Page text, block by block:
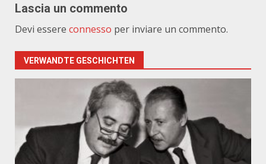
Lascia un commento
Devi essere connesso per inviare un commento.
VERWANDTE GESCHICHTEN